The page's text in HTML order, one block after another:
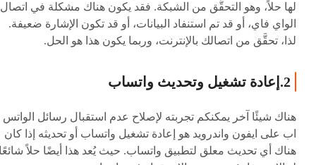
لها حلاً، وهو التحقُّق من الشبكة. فقد يكون هناك مشكلة في اتصال
الواي فاي، أو قد تم استنفاد البيانات، أو قد تكون الإشارة ضعيفة.
لذا، تحقَّق من اتصالك بالإنترنت، وربما يكون هذا هو الحل.
2.إعادة تشغيل وتحديث واتساب
هناك شيئًا آخر يمكنكم تجربته لإصلاح عدم استقبال رسائل الواتس
اب على ايفون واندرويد هو إعادة تشغيل واتساب أو تحديثه إذا كان
هناك أي تحديث معلق لتطبيق واتساب. حيث يُعد هذا أيضًا حلاً